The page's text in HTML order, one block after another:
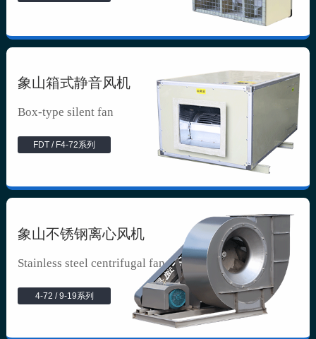
象山箱式静音风机
Box-type silent fan
FDT / F4-72系列
象山不锈钢离心风机
Stainless steel centrifugal fan
4-72 / 9-19系列